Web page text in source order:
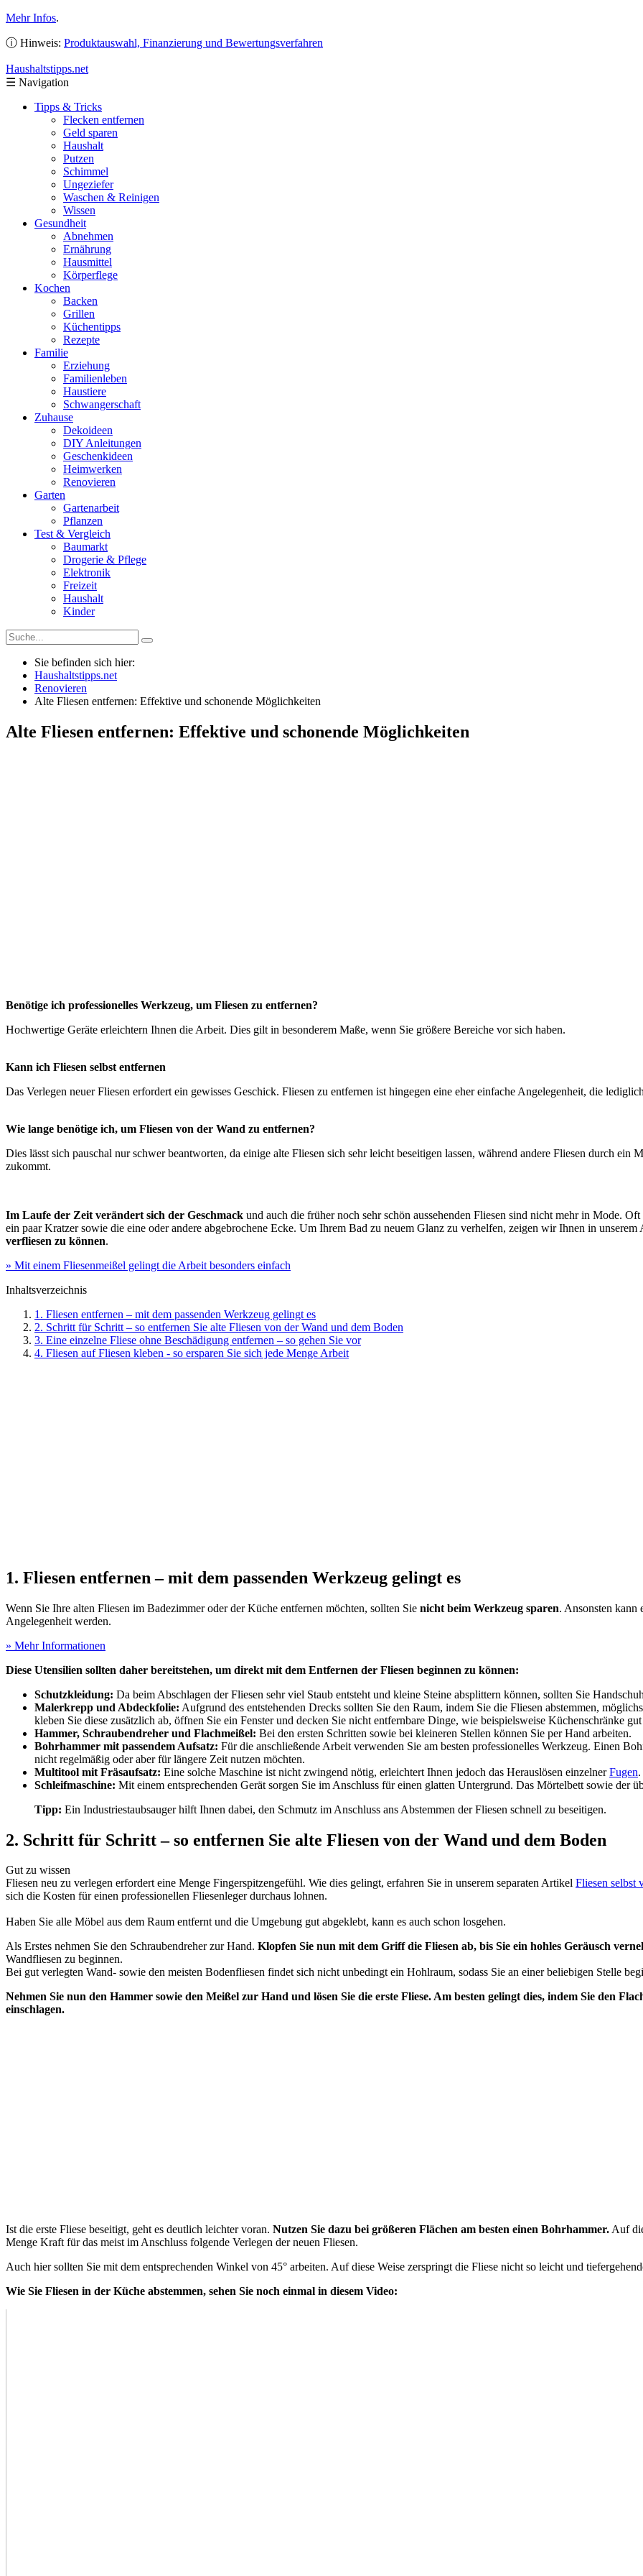
Mehr Infos.
ⓘ Hinweis: Produktauswahl, Finanzierung und Bewertungsverfahren
Haushaltstipps.net
☰ Navigation
Tipps & Tricks
Flecken entfernen
Geld sparen
Haushalt
Putzen
Schimmel
Ungeziefer
Waschen & Reinigen
Wissen
Gesundheit
Abnehmen
Ernährung
Hausmittel
Körperflege
Kochen
Backen
Grillen
Küchentipps
Rezepte
Familie
Erziehung
Familienleben
Haustiere
Schwangerschaft
Zuhause
Dekoideen
DIY Anleitungen
Geschenkideen
Heimwerken
Renovieren
Garten
Gartenarbeit
Pflanzen
Test & Vergleich
Baumarkt
Drogerie & Pflege
Elektronik
Freizeit
Haushalt
Kinder
Sie befinden sich hier:
Haushaltstipps.net
Renovieren
Alte Fliesen entfernen: Effektive und schonende Möglichkeiten
Alte Fliesen entfernen: Effektive und schonende Möglichkeiten
Benötige ich professionelles Werkzeug, um Fliesen zu entfernen?
Hochwertige Geräte erleichtern Ihnen die Arbeit. Dies gilt in besonderem Maße, wenn Sie größere Bereiche vor sich haben.
Kann ich Fliesen selbst entfernen
Das Verlegen neuer Fliesen erfordert ein gewisses Geschick. Fliesen zu entfernen ist hingegen eine eher einfache Angelegenheit, die
Wie lange benötige ich, um Fliesen von der Wand zu entfernen?
Dies lässt sich pauschal nur schwer beantworten, da einige alte Fliesen sich sehr leicht beseitigen lassen, während andere Fliesen durch ein
zukommt.
Im Laufe der Zeit verändert sich der Geschmack und auch die früher noch sehr schön aussehenden Fliesen sind nicht mehr in Mode.
ein paar Kratzer sowie die eine oder andere abgebrochene Ecke. Um Ihrem Bad zu neuem Glanz zu verhelfen, zeigen wir Ihnen in unserem
verfliesen zu können.
» Mit einem Fliesenmeißel gelingt die Arbeit besonders einfach
Inhaltsverzeichnis
1. Fliesen entfernen – mit dem passenden Werkzeug gelingt es
2. Schritt für Schritt – so entfernen Sie alte Fliesen von der Wand und dem Boden
3. Eine einzelne Fliese ohne Beschädigung entfernen – so gehen Sie vor
4. Fliesen auf Fliesen kleben - so ersparen Sie sich jede Menge Arbeit
1. Fliesen entfernen – mit dem passenden Werkzeug gelingt es
Wenn Sie Ihre alten Fliesen im Badezimmer oder der Küche entfernen möchten, sollten Sie nicht beim Werkzeug sparen. Ansonsten kann
Angelegenheit werden.
» Mehr Informationen
Diese Utensilien sollten daher bereitstehen, um direkt mit dem Entfernen der Fliesen beginnen zu können:
Schutzkleidung: Da beim Abschlagen der Fliesen sehr viel Staub entsteht und kleine Steine absplittern können, sollten Sie
Malerkrepp und Abdeckfolie: Aufgrund des entstehenden Drecks sollten Sie den Raum, indem Sie die Fliesen abstemmen,
kleben Sie diese zusätzlich ab, öffnen Sie ein Fenster und decken Sie nicht entfernbare Dinge, wie beispielsweise Küchenschränke gut
Hammer, Schraubendreher und Flachmeißel: Bei den ersten Schritten sowie bei kleineren Stellen können Sie per Hand arbeiten.
Bohrhammer mit passendem Aufsatz: Für die anschließende Arbeit verwenden Sie am besten professionelles Werkzeug. Einen
nicht regelmäßig oder aber für längere Zeit nutzen möchten.
Multitool mit Fräsaufsatz: Eine solche Maschine ist nicht zwingend nötig, erleichtert Ihnen jedoch das Herauslösen einzelnerFugen.
Schleifmaschine: Mit einem entsprechenden Gerät sorgen Sie im Anschluss für einen glatten Untergrund. Das Mörtelbett sowie der
Tipp: Ein Industriestaubsauger hilft Ihnen dabei, den Schmutz im Anschluss ans Abstemmen der Fliesen schnell zu beseitigen.
2. Schritt für Schritt – so entfernen Sie alte Fliesen von der Wand und dem Boden
Gut zu wissen
Fliesen neu zu verlegen erfordert eine Menge Fingerspitzengefühl. Wie dies gelingt, erfahren Sie in unserem separaten Artikel Fliesen selbst
sich die Kosten für einen professionellen Fliesenleger durchaus lohnen.
Haben Sie alle Möbel aus dem Raum entfernt und die Umgebung gut abgeklebt, kann es auch schon losgehen.
Als Erstes nehmen Sie den Schraubendreher zur Hand. Klopfen Sie nun mit dem Griff die Fliesen ab, bis Sie ein hohles Geräusch
Wandfliesen zu beginnen.
Bei gut verlegten Wand- sowie den meisten Bodenfliesen findet sich nicht unbedingt ein Hohlraum, sodass Sie an einer beliebigen Stelle
Nehmen Sie nun den Hammer sowie den Meißel zur Hand und lösen Sie die erste Fliese. Am besten gelingt dies, indem Sie den
einschlagen.
Ist die erste Fliese beseitigt, geht es deutlich leichter voran. Nutzen Sie dazu bei größeren Flächen am besten einen Bohrhammer.Auf
Menge Kraft für das meist im Anschluss folgende Verlegen der neuen Fliesen.
Auch hier sollten Sie mit dem entsprechenden Winkel von 45° arbeiten. Auf diese Weise zerspringt die Fliese nicht so leicht und
Wie Sie Fliesen in der Küche abstemmen, sehen Sie noch einmal in diesem Video: